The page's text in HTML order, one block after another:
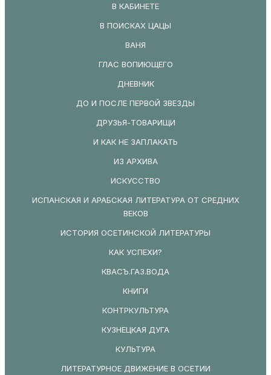
В КАБИНЕТЕ
В ПОИСКАХ ЦАЦЫ
ВАНЯ
ГЛАС ВОПИЮЩЕГО
ДНЕВНИК
ДО И ПОСЛЕ ПЕРВОЙ ЗВЕЗДЫ
ДРУЗЬЯ-ТОВАРИЩИ
И КАК НЕ ЗАПЛАКАТЬ
ИЗ АРХИВА
ИСКУССТВО
ИСПАНСКАЯ И АРАБСКАЯ ЛИТЕРАТУРА ОТ СРЕДНИХ
ВЕКОВ
ИСТОРИЯ ОСЕТИНСКОЙ ЛИТЕРАТУРЫ
КАК УСПЕХИ?
КВАСЪ.ГАЗ.ВОДА
КНИГИ
КОНТРКУЛЬТУРА
КУЗНЕЦКАЯ ДУГА
КУЛЬТУРА
ЛИТЕРАТУРНОЕ ДВИЖЕНИЕ В ОСЕТИИ